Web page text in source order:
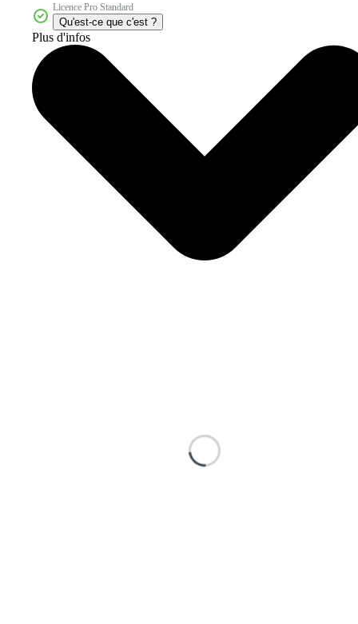
Licence Pro Standard
Qu'est-ce que c'est ?
Plus d'infos